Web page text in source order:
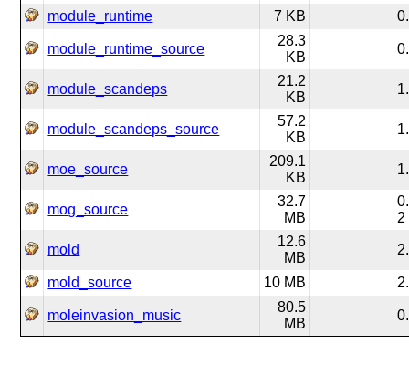
module_runtime 7 KB
module_runtime_source
28.3
KB
module_scandeps
21.2
KB
module_scandeps_source
57.2
KB
moe_source
209.1
KB
mog_source
32.7
MB
2
mold
12.6
MB
mold_source 10 MB
moleinvasion_music
80.5
MB